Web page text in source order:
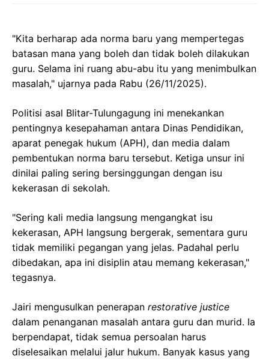
"Kita berharap ada norma baru yang mempertegas
batasan mana yang boleh dan tidak boleh dilakukan
guru. Selama ini ruang abu-abu itu yang menimbulkan
masalah," ujarnya pada Rabu (26/11/2025).
Politisi asal Blitar-Tulungagung ini menekankan
pentingnya kesepahaman antara Dinas Pendidikan,
aparat penegak hukum (APH), dan media dalam
pembentukan norma baru tersebut. Ketiga unsur ini
dinilai paling sering bersinggungan dengan isu
kekerasan di sekolah.
"Sering kali media langsung mengangkat isu
kekerasan, APH langsung bergerak, sementara guru
tidak memiliki pegangan yang jelas. Padahal perlu
dibedakan, apa ini disiplin atau memang kekerasan,"
tegasnya.
Jairi mengusulkan penerapan restorative justice
dalam penanganan masalah antara guru dan murid. Ia
berpendapat, tidak semua persoalan harus
diselesaikan melalui jalur hukum. Banyak kasus yang